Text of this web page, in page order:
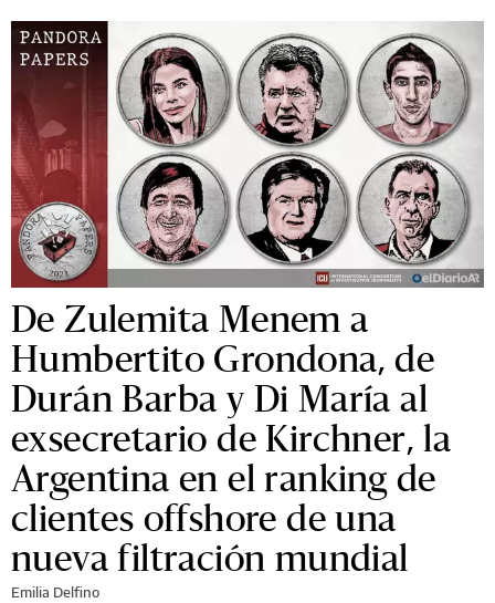
De Zulemita Menem a
Humbertito Grondona, de
Durán Barba y Di María al
exsecretario de Kirchner, la
Argentina en el ranking de
clientes offshore de una
nueva filtración mundial
Emilia Delfino